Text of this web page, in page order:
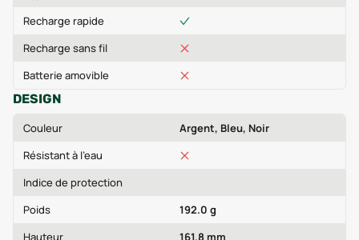
Recharge rapide
Recharge sans fil
Batterie amovible
DESIGN
Couleur
Argent, Bleu, Noir
Résistant à l'eau
Indice de protection
Poids
192.0 g
Hauteur
161.8 mm